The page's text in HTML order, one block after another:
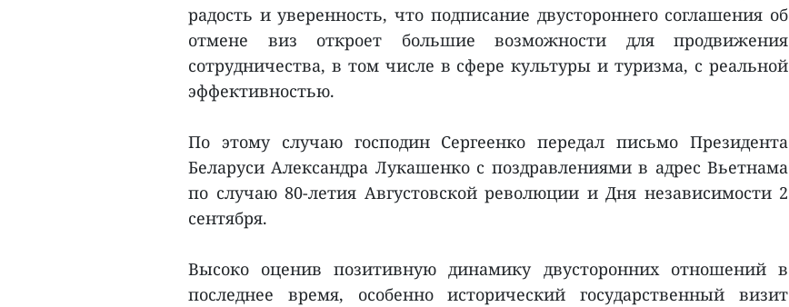
радость и уверенность, что подписание двустороннего соглашения об
отмене виз откроет большие возможности для продвижения
сотрудничества, в том числе в сфере культуры и туризма, с реальной
эффективностью.
По этому случаю господин Сергеенко передал письмо Президента
Беларуси Александра Лукашенко с поздравлениями в адрес Вьетнама
по случаю 80-летия Августовской революции и Дня независимости 2
сентября.
Высоко оценив позитивную динамику двусторонних отношений в
последнее время, особенно исторический государственный визит